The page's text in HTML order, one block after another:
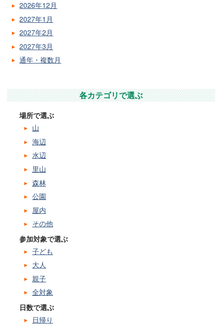
2026年12月
2027年1月
2027年2月
2027年3月
通年・複数月
各カテゴリで選ぶ
場所で選ぶ
山
海辺
水辺
里山
森林
公園
屋内
その他
参加対象で選ぶ
子ども
大人
親子
全対象
日数で選ぶ
日帰り